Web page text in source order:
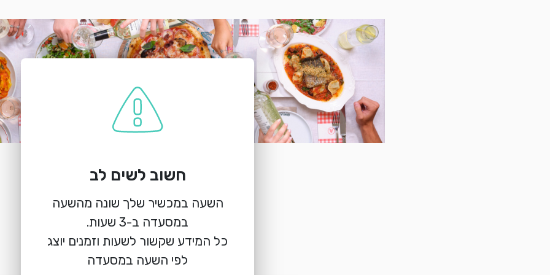
הזמנת מקום
ויוינו נתיבות
מלאכה 3, נתיבות
שימו לב, לא ניתן להזמין מקומות להיום
חשוב לשים לב
השעה במכשיר שלך שונה מהשעה
כל המידע שקשור לשעות וזמנים יוצג
לפי השעה במסעדה